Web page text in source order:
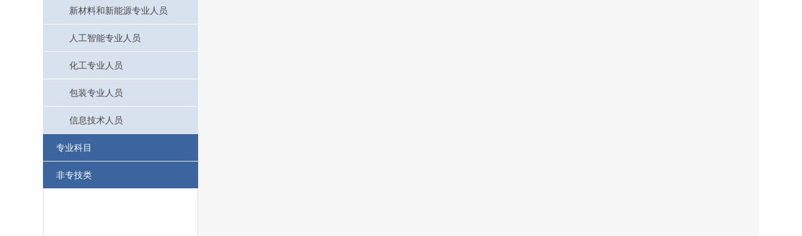
新材料和新能源专业人员
人工智能专业人员
化工专业人员
包装专业人员
信息技术人员
专业科目
非专技类